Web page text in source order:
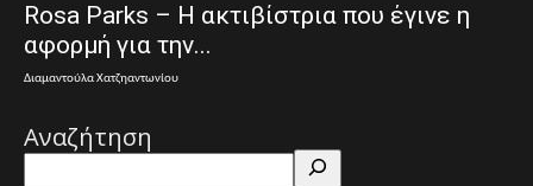
Rosa Parks – Η ακτιβίστρια που έγινε η
αφορμή για την...
Διαμαντούλα Χατζηαντωνίου
Αναζήτηση